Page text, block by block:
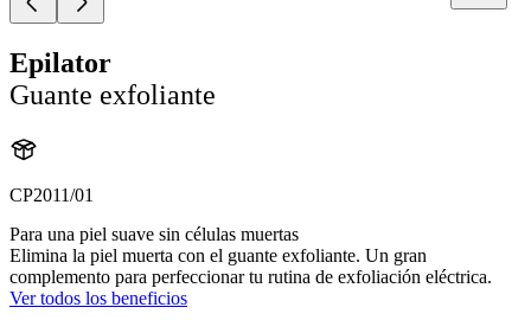
Epilator
Guante exfoliante
CP2011/01
Para una piel suave sin células muertas
Elimina la piel muerta con el guante exfoliante. Un gran
complemento para perfeccionar tu rutina de exfoliación eléctrica.
Ver todos los beneficios